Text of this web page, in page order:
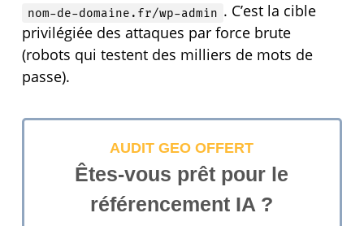
nom-de-domaine.fr/wp-admin . C’est la cible
privilégiée des attaques par force brute
(robots qui testent des milliers de mots de
passe).
AUDIT GEO OFFERT
Êtes-vous prêt pour le
référencement IA ?